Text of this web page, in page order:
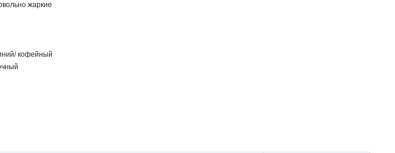
жаркие
кофейный